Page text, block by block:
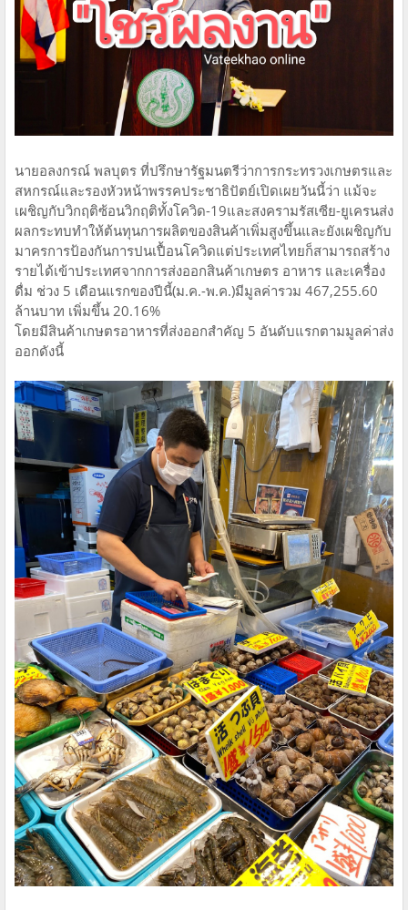
นายอลงกรณ์ พลบุตร ที่ปรึกษารัฐมนตรีว่าการกระทรวงเกษตรและ
สหกรณ์และรองหัวหน้าพรรคประชาธิปัตย์เปิดเผยวันนี้ว่า แม้จะ
เผชิญกับวิกฤติซ้อนวิกฤติทั้งโควิด-19และสงครามรัสเซีย-ยูเครนส่ง
ผลกระทบทำให้ต้นทุนการผลิตของสินค้าเพิ่มสูงขึ้นและยังเผชิญกับ
มาครการป้องกันการปนเปื้อนโควิดแต่ประเทศไทยก็สามารถสร้าง
รายได้เข้าประเทศจากการส่งออกสินค้าเกษตร อาหาร และเครื่อง
ดื่ม ช่วง 5 เดือนแรกของปีนี้(ม.ค.-พ.ค.)มีมูลค่ารวม 467,255.60
ล้านบาท เพิ่มขึ้น 20.16%
โดยมีสินค้าเกษตรอาหารที่ส่งออกสำคัญ 5 อันดับแรกตามมูลค่าส่ง
ออกดังนี้